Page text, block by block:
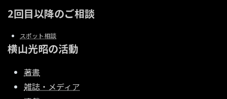
2回目以降のご相談
スポット相談
横山光昭の活動
著書
雑誌・メディア